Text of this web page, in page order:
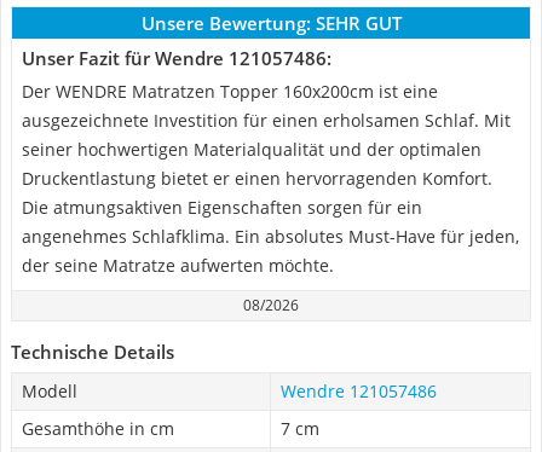
Unsere Bewertung: SEHR GUT
Unser Fazit für Wendre 121057486:
Der WENDRE Matratzen Topper 160x200cm ist eine
ausgezeichnete Investition für einen erholsamen Schlaf. Mit
seiner hochwertigen Materialqualität und der optimalen
Druckentlastung bietet er einen hervorragenden Komfort.
Die atmungsaktiven Eigenschaften sorgen für ein
angenehmes Schlafklima. Ein absolutes Must-Have für jeden,
der seine Matratze aufwerten möchte.
08/2026
Technische Details
Modell
Wendre 121057486
Gesamthöhe in cm
7 cm